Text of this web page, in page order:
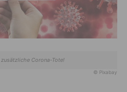
Corona-Tote!
© Pixabay